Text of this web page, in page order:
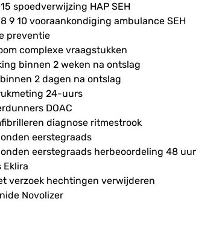
spoedverwijzing HAP SEH
9 10 vooraankondiging ambulance SEH
preventie
complexe vraagstukken
binnen 2 weken na ontslag
2 dagen na ontslag
24-uurs
DOAC
diagnose ritmestrook
eerstegraads
eerstegraads herbeoordeling 48 uur
Eklira
verzoek hechtingen verwijderen
Novolizer